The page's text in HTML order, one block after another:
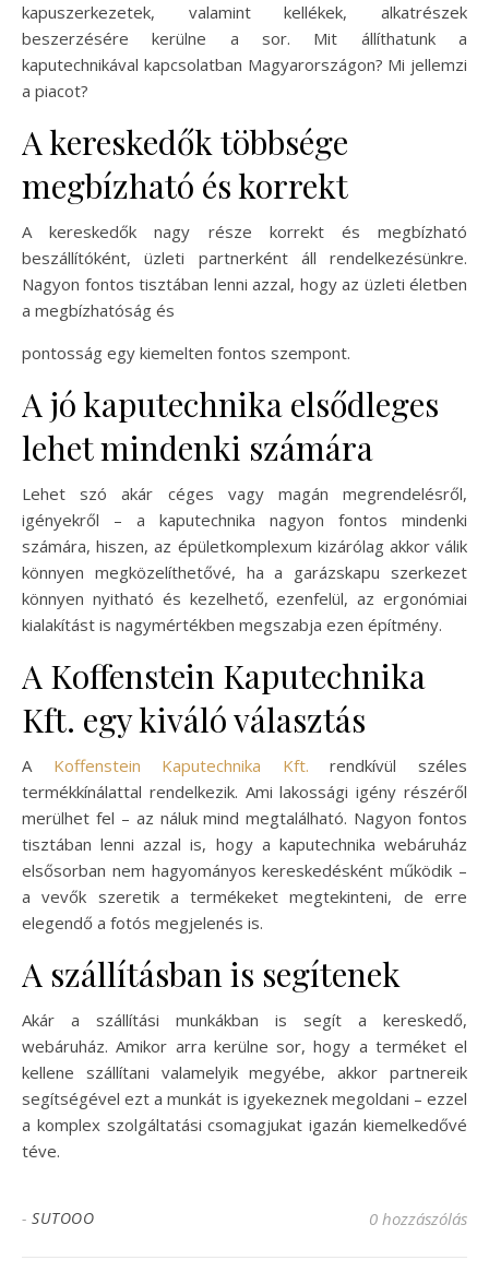
kapuszerkezetek, valamint kellékek, alkatrészek
beszerzésére kerülne a sor. Mit állíthatunk a
kaputechnikával kapcsolatban Magyarországon? Mi jellemzi
a piacot?
A kereskedők többsége
megbízható és korrekt
A kereskedők nagy része korrekt és megbízható
beszállítóként, üzleti partnerként áll rendelkezésünkre.
Nagyon fontos tisztában lenni azzal, hogy az üzleti életben
a megbízhatóság és
pontosság egy kiemelten fontos szempont.
A jó kaputechnika elsődleges
lehet mindenki számára
Lehet szó akár céges vagy magán megrendelésről,
igényekről – a kaputechnika nagyon fontos mindenki
számára, hiszen, az épületkomplexum kizárólag akkor válik
könnyen megközelíthetővé, ha a garázskapu szerkezet
könnyen nyitható és kezelhető, ezenfelül, az ergonómiai
kialakítást is nagymértékben megszabja ezen építmény.
A Koffenstein Kaputechnika
Kft. egy kiváló választás
AKoffenstein Kaputechnika Kft.rendkívül széles
termékkínálattal rendelkezik. Ami lakossági igény részéről
merülhet fel – az náluk mind megtalálható. Nagyon fontos
tisztában lenni azzal is, hogy a kaputechnika webáruház
elsősorban nem hagyományos kereskedésként működik –
a vevők szeretik a termékeket megtekinteni, de erre
elegendő a fotós megjelenés is.
A szállításban is segítenek
Akár a szállítási munkákban is segít a kereskedő,
webáruház. Amikor arra kerülne sor, hogy a terméket el
kellene szállítani valamelyik megyébe, akkor partnereik
segítségével ezt a munkát is igyekeznek megoldani – ezzel
a komplex szolgáltatási csomagjukat igazán kiemelkedővé
téve.
- SUTOOO 0 hozzászólás